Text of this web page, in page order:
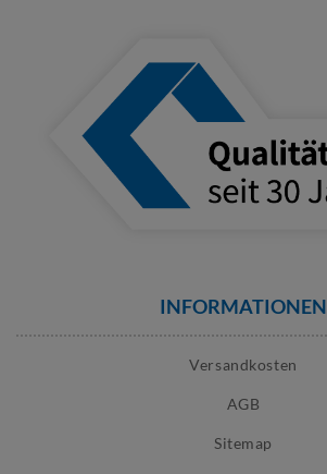
INFORMATIONEN
Versandkosten
AGB
Sitemap